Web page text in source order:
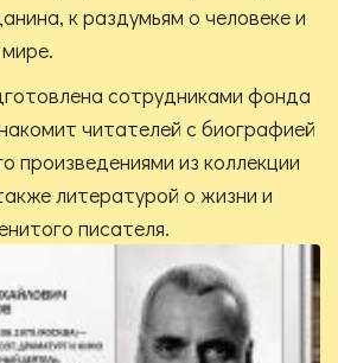
к раздумьям о человеке и
сотрудниками фонда
читателей с биографией
произведениями из коллекции
литературой о жизни и
писателя.